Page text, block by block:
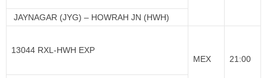
JAYNAGAR (JYG) – HOWRAH JN (HWH)
13044 RXL-HWH EXP
MEX
21:00